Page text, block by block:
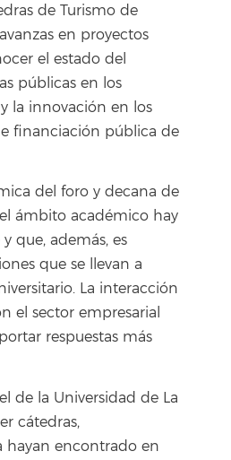
de Turismo de
en proyectos
el estado del
públicas en los
la innovación en los
financiación pública de
del foro y decana de
ámbito académico hay
que, además, es
que se llevan a
La interacción
el sector empresarial
respuestas más
de la Universidad de La
cátedras,
hayan encontrado en